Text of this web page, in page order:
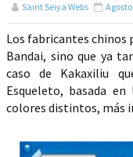
Saint Seiya Webs
Los fabricantes chinos
Bandai, sino que ya
caso de Kakaxiliu
Esqueleto, basada
colores distintos, más